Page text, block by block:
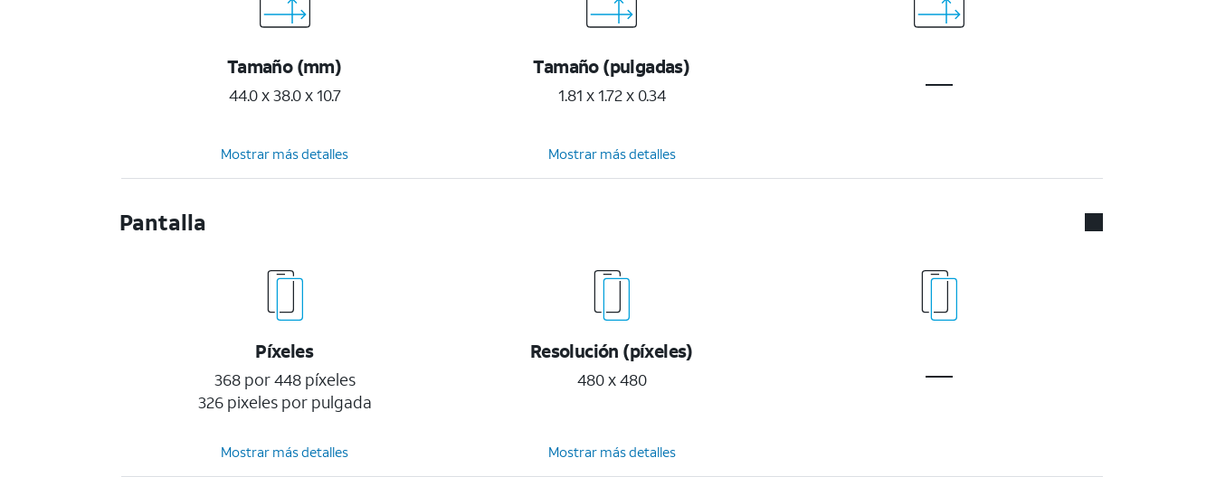
Tamaño (mm)
44.0 x 38.0 x 10.7
Tamaño (pulgadas)
1.81 x 1.72 x 0.34
Mostrar más detalles Mostrar más detalles
Pantalla
Píxeles
368 por 448 píxeles
326 pixeles por pulgada
Resolución (píxeles)
480 x 480
Mostrar más detalles Mostrar más detalles